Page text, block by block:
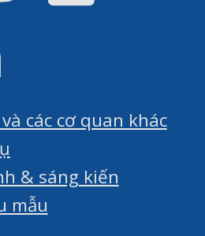
các cơ quan khác
& sáng kiến
mẫu